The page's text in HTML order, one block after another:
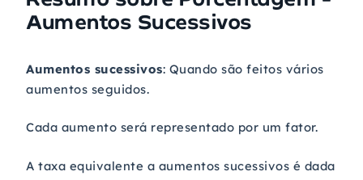
Aumentos Sucessivos
Aumentos sucessivos: Quando são feitos vários
aumentos seguidos.
Cada aumento será representado por um fator.
A taxa equivalente a aumentos sucessivos é dada